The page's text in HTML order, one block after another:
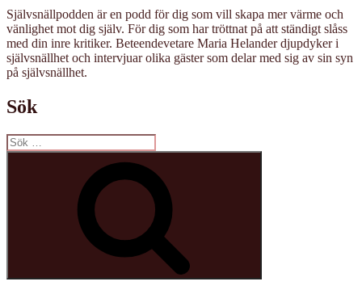
Självsnällpodden är en podd för dig som vill skapa mer värme och
vänlighet mot dig själv. För dig som har tröttnat på att ständigt slåss
med din inre kritiker. Beteendevetare Maria Helander djupdyker i
självsnällhet och intervjuar olika gäster som delar med sig av sin syn
på självsnällhet.
Sök
Sök
efter: